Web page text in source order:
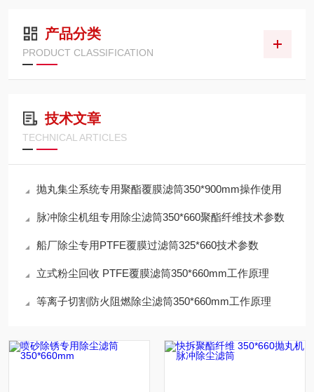
产品分类
PRODUCT CLASSIFICATION
技术文章
TECHNICAL ARTICLES
抛丸集尘系统专用聚酯覆膜滤筒350*900mm操作使用
脉冲除尘机组专用除尘滤筒350*660聚酯纤维技术参数
船厂除尘专用PTFE覆膜过滤筒325*660技术参数
立式粉尘回收 PTFE覆膜滤筒350*660mm工作原理
等离子切割防火阻燃除尘滤筒350*660mm工作原理